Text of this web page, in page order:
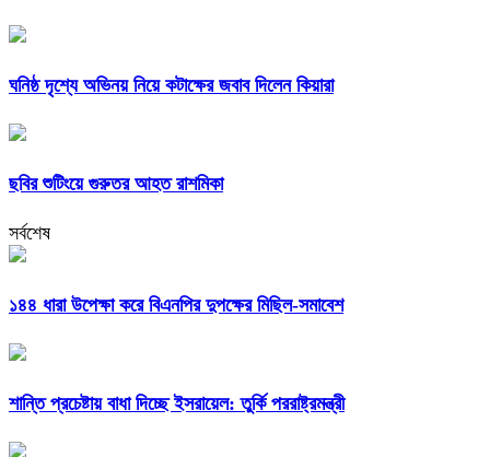
ঘনিষ্ঠ দৃশ্যে অভিনয় নিয়ে কটাক্ষের জবাব দিলেন কিয়ারা
ছবির শুটিংয়ে গুরুতর আহত রাশমিকা
সর্বশেষ
১৪৪ ধারা উপেক্ষা করে বিএনপির দুপক্ষের মিছিল-সমাবেশ
শান্তি প্রচেষ্টায় বাধা দিচ্ছে ইসরায়েল: তুর্কি পররাষ্ট্রমন্ত্রী